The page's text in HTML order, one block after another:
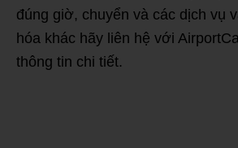
đúng giờ, chuyển và các dịch vụ
hóa khác hãy liên hệ với
thông tin chi tiết.